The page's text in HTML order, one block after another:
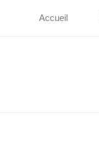
Accueil